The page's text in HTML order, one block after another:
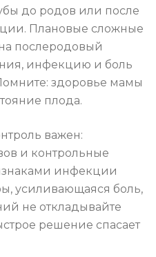
до родов или после
Плановые сложные
послеродовый
инфекцию и боль
здоровье мамы
плода.
важен:
и контрольные
инфекции
усиливающаяся боль,
не откладывайте
решение спасает